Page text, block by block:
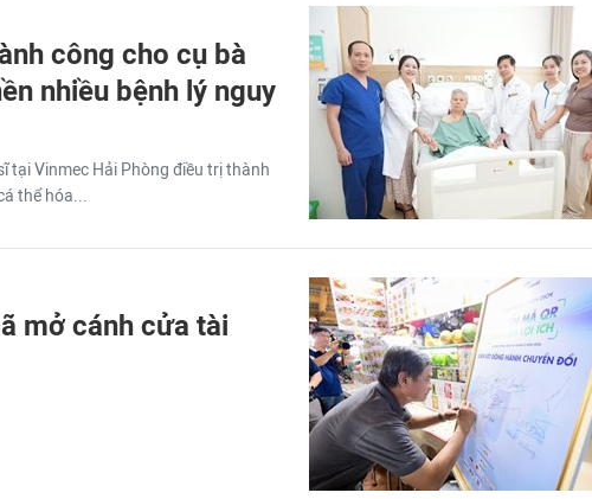
công cho cụ bà
nhiều bệnh lý nguy
tại Vinmec Hải Phòng điều trị thành
thể hóa...
mở cánh cửa tài